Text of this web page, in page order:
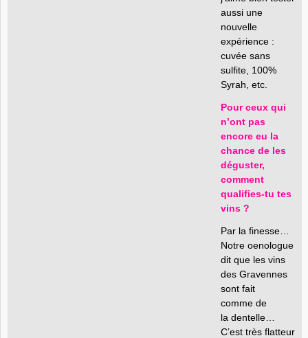
aussi une
nouvelle
expérience :
cuvée sans
sulfite, 100%
Syrah, etc.
Pour ceux qui
n’ont pas
encore eu la
chance de les
déguster,
comment
qualifies-tu tes
vins ?
Par la finesse…
Notre oenologue
dit que les vins
des Gravennes
sont fait
comme de
la dentelle…
C’est très flatteur